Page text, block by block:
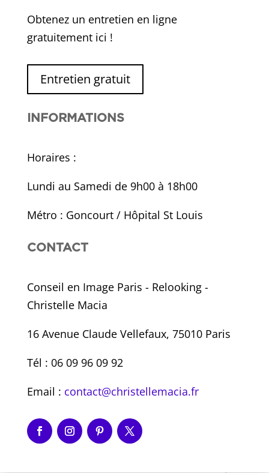
Obtenez un entretien en ligne
gratuitement ici !
Entretien gratuit
INFORMATIONS
Horaires :
Lundi au Samedi de 9h00 à 18h00
Métro : Goncourt / Hôpital St Louis
CONTACT
Conseil en Image Paris - Relooking -
Christelle Macia
16 Avenue Claude Vellefaux, 75010 Paris
Tél : 06 09 96 09 92
Email : contact@christellemacia.fr